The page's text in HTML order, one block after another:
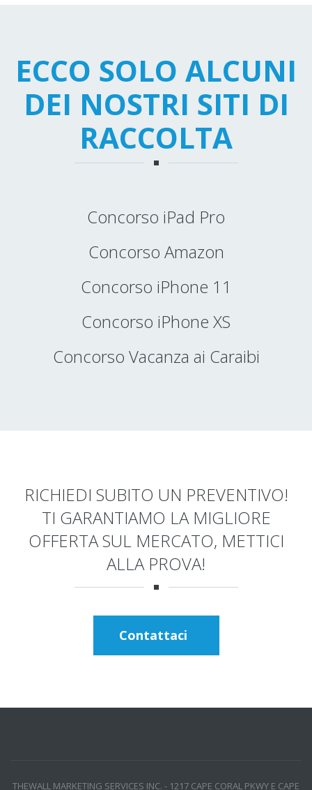
ECCO SOLO ALCUNI
DEI NOSTRI SITI DI
RACCOLTA
Concorso iPad Pro
Concorso Amazon
Concorso iPhone 11
Concorso iPhone XS
Concorso Vacanza ai Caraibi
RICHIEDI SUBITO UN PREVENTIVO!
TI GARANTIAMO LA MIGLIORE
OFFERTA SUL MERCATO, METTICI
ALLA PROVA!
Contattaci
THEWALL MARKETING SERVICES INC. - 1217 CAPE CORAL PKWY E CAPE